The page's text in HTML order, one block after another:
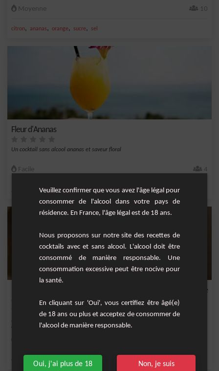
Moyenne 10
citron, ananas, orange, sucre, sel
Fleur d'Ananas
Un cocktail sans alcool ananas et saveur floral
Facile 4
jus d'ananas,ananas,gousse de vanille,sucre,vanille
Pétillant Exotique à la Grenadine : La Recette Idéale pour la Fête
de Votre Enfant !
égayer les...
citron jus d'ananas ananas ,orange
Veuillez confirmer que vous avez l'âge légal pour
consommer de l'alcool dans votre pays de
résidence. En France, l'âge légal est de 18 ans.
Nous proposons sur notre site des recettes de
cocktails avec et sans alcool. L'alcool doit être
consommé de manière responsable. Une
consommation excessive peut être nocive pour
la santé.
En cliquant sur 'Oui', vous certifiez être âgé(e)
de 18 ans ou plus et acceptez de consommer de
l'alcool de manière responsable.
Oui, j'ai plus de 18
Non, je suis